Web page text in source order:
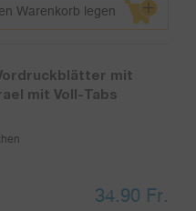
Warenkorb legen
mit
mit Voll-Tabs
34.90 Fr.